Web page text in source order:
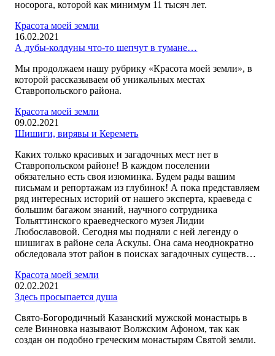
носорога, которой как минимум 11 тысяч лет.
Красота моей земли
16.02.2021
А дубы-колдуны что-то шепчут в тумане…
Мы продолжаем нашу рубрику «Красота моей земли», в
которой рассказываем об уникальных местах
Ставропольского района.
Красота моей земли
09.02.2021
Шишиги, вирявы и Кереметь
Каких только красивых и загадочных мест нет в
Ставропольском районе! В каждом поселении
обязательно есть своя изюминка. Будем рады вашим
письмам и репортажам из глубинок! А пока представляем
ряд интересных историй от нашего эксперта, краеведа с
большим багажом знаний, научного сотрудника
Тольяттинского краеведческого музея Лидии
Любославовой. Сегодня мы подняли с ней легенду о
шишигах в районе села Аскулы. Она сама неоднократно
обследовала этот район в поисках загадочных существ…
Красота моей земли
02.02.2021
Здесь просыпается душа
Свято-Богородичный Казанский мужской монастырь в
селе Винновка называют Волжским Афоном, так как
создан он подобно греческим монастырям Святой земли.